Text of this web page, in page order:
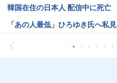
韓国在住の日本人 配信中に死亡
「あの人最低」ひろゆき氏へ私見